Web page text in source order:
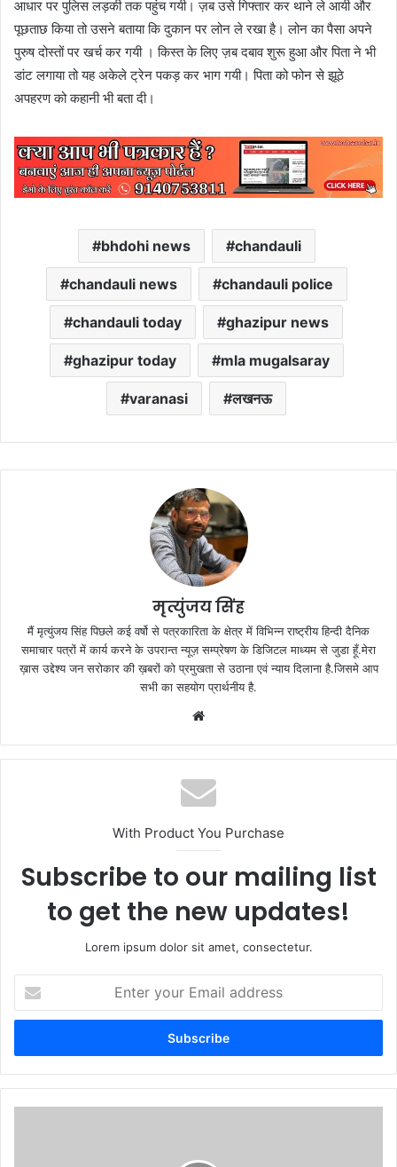
आधार पर पुलिस लड़की तक पहुंच गयी। ज़ब उसे गिफ्तार कर थाने ले आयी और
पूछताछ किया तो उसने बताया कि दुकान पर लोन ले रखा है। लोन का पैसा अपने
पुरुष दोस्तों पर खर्च कर गयी । किस्त के लिए ज़ब दबाव शुरू हुआ और पिता ने भी
डांट लगाया तो यह अकेले ट्रेन पकड़ कर भाग गयी। पिता को फोन से झूठे
अपहरण को कहानी भी बता दी।
bhdohi news chandauli
chandauli news chandauli police
chandauli today ghazipur news
ghazipur today mla mugalsaray
varanasi लखनऊ
मृत्युंजय सिंह
मैं मृत्युंजय सिंह पिछले कई वर्षो से पत्रकारिता के क्षेत्र में विभिन्न राष्ट्रीय हिन्दी दैनिक
समाचार पत्रों में कार्य करने के उपरान्त न्यूज़ सम्प्रेषण के डिजिटल माध्यम से जुडा हूँ.मेरा
ख़ास उद्देश्य जन सरोकार की ख़बरों को प्रमुखता से उठाना एवं न्याय दिलाना है.जिसमे आप
सभी का सहयोग प्रार्थनीय है.
With Product You Purchase
Subscribe to our mailing list
to get the new updates!
Lorem ipsum dolor sit amet, consectetur.
your
Email